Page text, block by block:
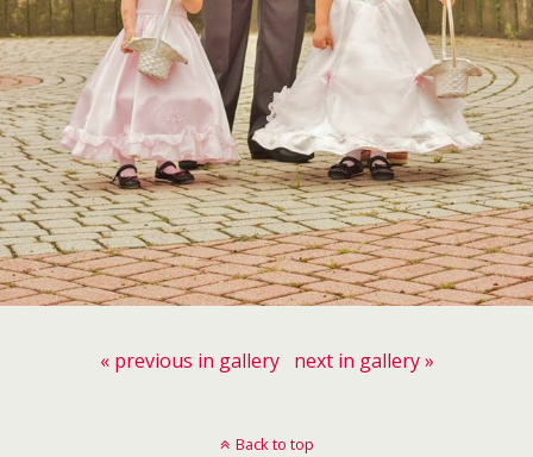
« previous in gallery next in gallery »
Back to top